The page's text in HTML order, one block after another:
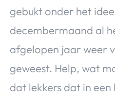
gebukt onder het
decembermaand al
afgelopen jaar weer
geweest. Help, wat
dat lekkers dat in een